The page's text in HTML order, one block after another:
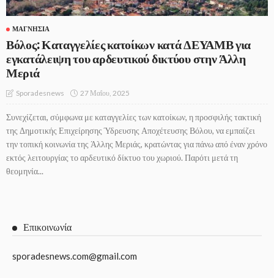
ΜΑΓΝΗΣΊΑ
Βόλος: Καταγγελίες κατοίκων κατά ΔΕΥΑΜΒ για
εγκατάλειψη του αρδευτικού δικτύου στην Άλλη
Μεριά
Sporadesnews 27 Μαΐου, 2025
Συνεχίζεται, σύμφωνα με καταγγελίες των κατοίκων, η προσφιλής τακτική
της Δημοτικής Επιχείρησης Ύδρευσης Αποχέτευσης Βόλου, να εμπαίζει
την τοπική κοινωνία της Άλλης Μεριάς, κρατώντας για πάνω από έναν χρόνο
εκτός λειτουργίας το αρδευτικό δίκτυο του χωριού. Παρότι μετά τη
θεομηνία...
Επικοινωνία
sporadesnews.com@gmail.com